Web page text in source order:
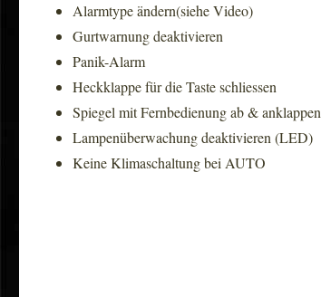
Alarmtype ändern(siehe Video)
Gurtwarnung deaktivieren
Panik-Alarm
Heckklappe für die Taste schliessen
Spiegel mit Fernbedienung ab & anklappen
Lampenüberwachung deaktivieren (LED)
Keine Klimaschaltung bei AUTO